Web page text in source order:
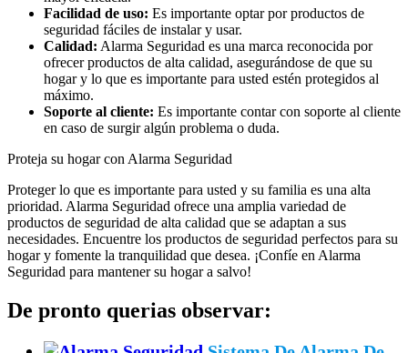
Facilidad de uso: Es importante optar por productos de
seguridad fáciles de instalar y usar.
Calidad: Alarma Seguridad es una marca reconocida por
ofrecer productos de alta calidad, asegurándose de que su
hogar y lo que es importante para usted estén protegidos al
máximo.
Soporte al cliente: Es importante contar con soporte al cliente
en caso de surgir algún problema o duda.
Proteja su hogar con Alarma Seguridad
Proteger lo que es importante para usted y su familia es una alta
prioridad. Alarma Seguridad ofrece una amplia variedad de
productos de seguridad de alta calidad que se adaptan a sus
necesidades. Encuentre los productos de seguridad perfectos para su
hogar y fomente la tranquilidad que desea. ¡Confíe en Alarma
Seguridad para mantener su hogar a salvo!
De pronto querias observar: